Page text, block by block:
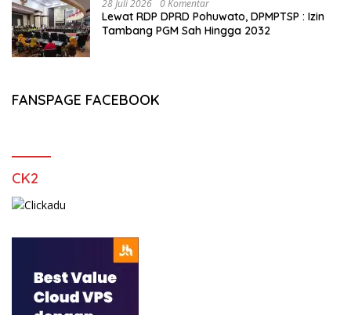
28 Juli 2026 0 Komentar
Lewat RDP DPRD Pohuwato, DPMPTSP : Izin
Tambang PGM Sah Hingga 2032
FANSPAGE FACEBOOK
CK2